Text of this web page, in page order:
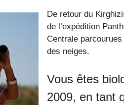
De retour du
de l’expédition
Centrale
des neiges.
Vous êtes
2009, en tant